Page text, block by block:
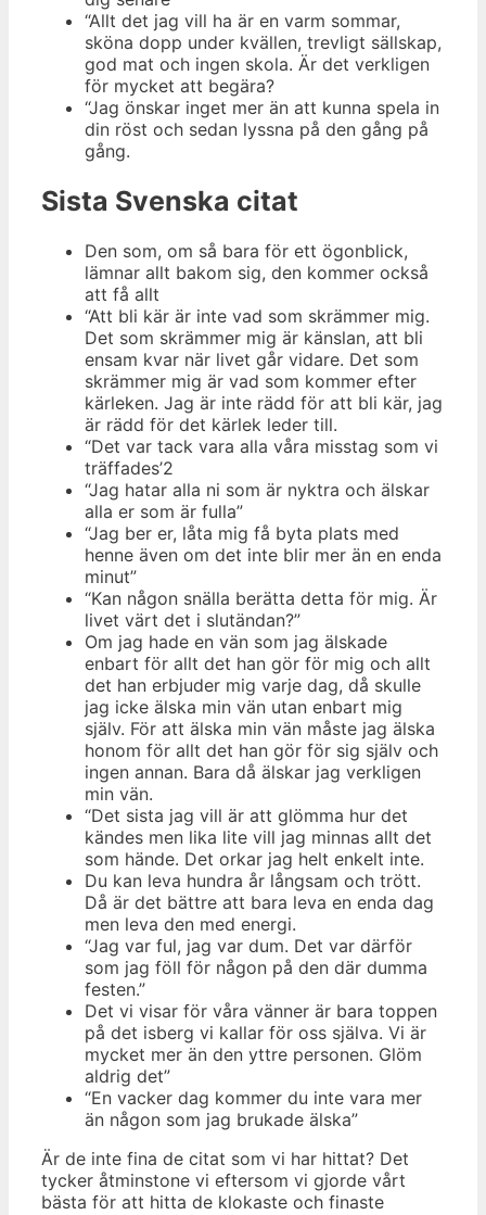
“Allt det jag vill ha är en varm sommar,
sköna dopp under kvällen, trevligt sällskap,
god mat och ingen skola. Är det verkligen
för mycket att begära?
“Jag önskar inget mer än att kunna spela in
din röst och sedan lyssna på den gång på
gång.
Sista Svenska citat
Den som, om så bara för ett ögonblick,
lämnar allt bakom sig, den kommer också
att få allt
“Att bli kär är inte vad som skrämmer mig.
Det som skrämmer mig är känslan, att bli
ensam kvar när livet går vidare. Det som
skrämmer mig är vad som kommer efter
kärleken. Jag är inte rädd för att bli kär, jag
är rädd för det kärlek leder till.
“Det var tack vara alla våra misstag som vi
träffades’2
“Jag hatar alla ni som är nyktra och älskar
alla er som är fulla”
“Jag ber er, låta mig få byta plats med
henne även om det inte blir mer än en enda
minut”
“Kan någon snälla berätta detta för mig. Är
livet värt det i slutändan?”
Om jag hade en vän som jag älskade
enbart för allt det han gör för mig och allt
det han erbjuder mig varje dag, då skulle
jag icke älska min vän utan enbart mig
själv. För att älska min vän måste jag älska
honom för allt det han gör för sig själv och
ingen annan. Bara då älskar jag verkligen
min vän.
“Det sista jag vill är att glömma hur det
kändes men lika lite vill jag minnas allt det
som hände. Det orkar jag helt enkelt inte.
Du kan leva hundra år långsam och trött.
Då är det bättre att bara leva en enda dag
men leva den med energi.
“Jag var ful, jag var dum. Det var därför
som jag föll för någon på den där dumma
festen.”
Det vi visar för våra vänner är bara toppen
på det isberg vi kallar för oss själva. Vi är
mycket mer än den yttre personen. Glöm
aldrig det”
“En vacker dag kommer du inte vara mer
än någon som jag brukade älska”
Är de inte fina de citat som vi har hittat? Det
tycker åtminstone vi eftersom vi gjorde vårt
bästa för att hitta de klokaste och finaste